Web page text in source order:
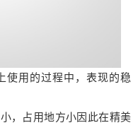
用的过程中，表现的稳
占用地方小因此在精美